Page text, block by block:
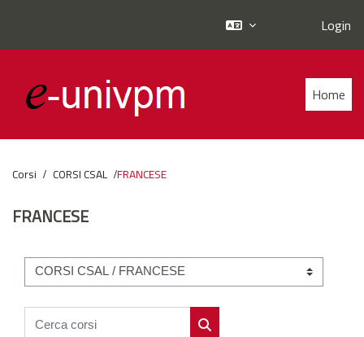
Login
Home
Corsi CORSI CSAL FRANCESE
FRANCESE
Categorie di corso
Cerca corsi